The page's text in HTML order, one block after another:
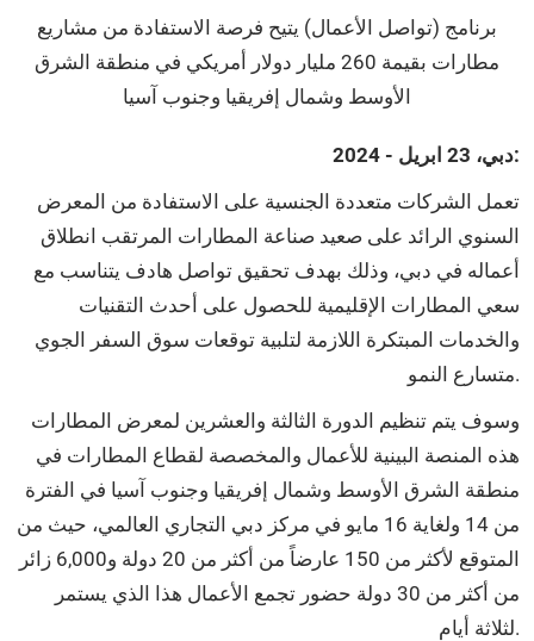
برنامج (تواصل الأعمال) يتيح فرصة الاستفادة من مشاريع
مطارات بقيمة 260 مليار دولار أمريكي في منطقة الشرق
الأوسط وشمال إفريقيا وجنوب آسيا
دبي، 23 ابريل - 2024:
تعمل الشركات متعددة الجنسية على الاستفادة من المعرض
السنوي الرائد على صعيد صناعة المطارات المرتقب انطلاق
أعماله في دبي، وذلك بهدف تحقيق تواصل هادف يتناسب مع
سعي المطارات الإقليمية للحصول على أحدث التقنيات
والخدمات المبتكرة اللازمة لتلبية توقعات سوق السفر الجوي
متسارع النمو.
وسوف يتم تنظيم الدورة الثالثة والعشرين لمعرض المطارات
هذه المنصة البينية للأعمال والمخصصة لقطاع المطارات في
منطقة الشرق الأوسط وشمال إفريقيا وجنوب آسيا في الفترة
من 14 ولغاية 16 مايو في مركز دبي التجاري العالمي، حيث من
المتوقع لأكثر من 150 عارضاً من أكثر من 20 دولة و6,000 زائر
من أكثر من 30 دولة حضور تجمع الأعمال هذا الذي يستمر
لثلاثة أيام.